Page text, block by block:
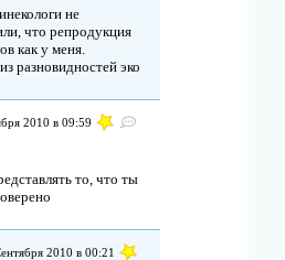
не
что репродукция
как у меня.
разновидностей эко
2010 в 09:59
то, что ты
2010 в 00:21